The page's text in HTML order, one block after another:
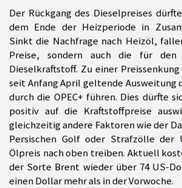
Der Rückgang des Dieselpreises
dem Ende der Heizperiode in
Sinkt die Nachfrage nach Heizöl,
Preise, sondern auch die für den
Dieselkraftstoff. Zu einer
seit Anfang April geltende Ausweitung
durch die OPEC+ führen. Dies dürfte
positiv auf die Kraftstoffpreise
gleichzeitig andere Faktoren wie der
Persischen Golf oder Strafzölle der
Ölpreis nach oben treiben. Aktuell
der Sorte Brent wieder über 74 US-
einen Dollar mehr als in der Vorwoche.